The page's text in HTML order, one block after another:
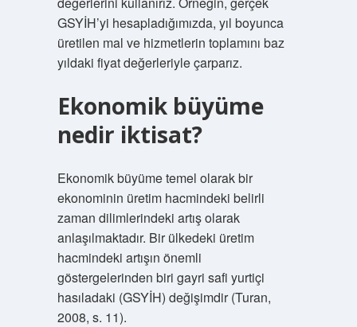
GSYİH’yi hesapladığımızda, yıl boyunca
üretilen mal ve hizmetlerin toplamını baz
yıldaki fiyat değerleriyle çarparız.
Ekonomik büyüme
nedir iktisat?
Ekonomik büyüme temel olarak bir
ekonominin üretim hacmindeki belirli
zaman dilimlerindeki artış olarak
anlaşılmaktadır. Bir ülkedeki üretim
hacmindeki artışın önemli
göstergelerinden biri gayri safi yurtiçi
hasıladaki (GSYİH) değişimdir (Turan,
2008, s. 11).